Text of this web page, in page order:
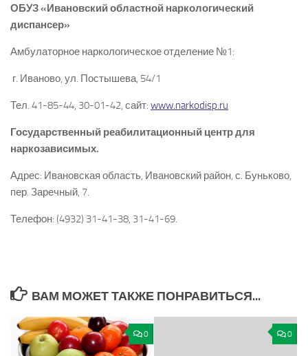
ОБУЗ «Ивановский областной наркологический
диспансер»
Амбулаторное наркологическое отделение №1:
г. Иваново, ул. Постышева, 54/1
Тел. 41-85-44, 30-01-42, сайт: www.narkodisp.ru
Государственный реабилитационный центр для
наркозависимых.
Адрес: Ивановская область, Ивановский район, с. Буньково,
пер. Заречный, 7.
Телефон: (4932) 31-41-38, 31-41-69.
ВАМ МОЖЕТ ТАКЖЕ ПОНРАВИТЬСЯ...
0 0